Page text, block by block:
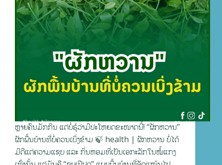
ຫຼາຍຄົນມັກກິນ ແຕ່ບໍ່ຮູ້ວ່າມີປະໂຫຍດຂະໜາດນີ້! “ຜັກຫວານ”
ຜັກພື້ນບ້ານທີ່ບໍ່ຄວນເບິ່ງຂ້າມ 🍃 health | ຜັກຫວານ ບໍ່ໄດ້
ມີດີແຕ່ຄວາມແຊບ ແລະ ກິ່ນຫອມທີ່ເປັນເອກະລັກໃນໝໍ້ແກງ